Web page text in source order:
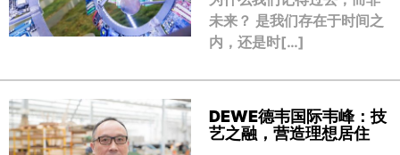
未来？ 是我们存在于时间之
内，还是时[…]
DEWE德韦国际韦峰：技
艺之融，营造理想居住